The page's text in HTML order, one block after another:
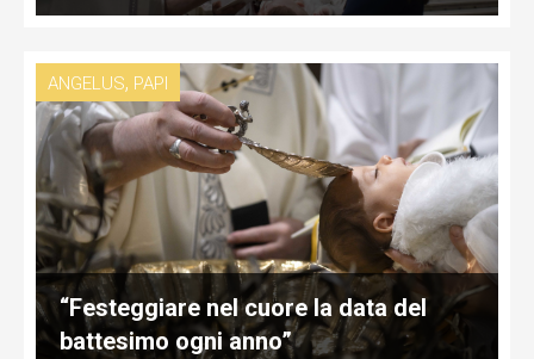
ANGELUS, PAPI
“Festeggiare nel cuore la data del
battesimo ogni anno”